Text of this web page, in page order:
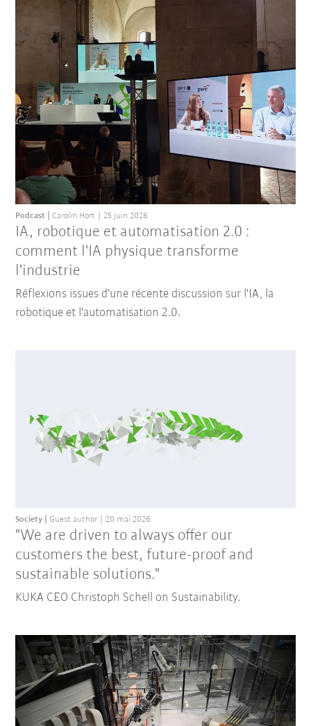
IA, robotique et automatisation 2.0 :
comment l'IA physique transforme
l'industrie
Podcast Carolin Hort 25 juin 2026
Réflexions issues d'une récente discussion sur l'IA, la
robotique et l'automatisation 2.0.
"We are driven to always offer our
customers the best, future-proof and
sustainable solutions."
Society Guest author 20 mai 2026
KUKA CEO Christoph Schell on Sustainability.